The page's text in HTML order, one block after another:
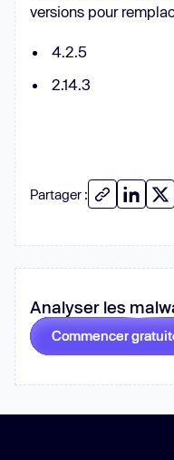
versions pour
4.2.5
2.14.3
Partager :
Analyser les
Commencer